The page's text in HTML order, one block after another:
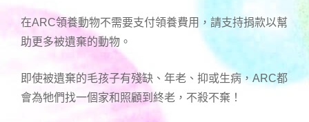
在ARC領養動物不需要支付領養費用，請支持捐款以幫
助更多被遺棄的動物。
即使被遺棄的毛孩子有殘缺、年老、抑或生病，ARC都
會為牠們找一個家和照顧到終老，不殺不棄！